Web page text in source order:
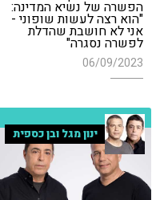
הפשרה של נשיא המדינה:
"הוא רצה לעשות שופוני -
אני לא חושבת שהדלת
לפשרה נסגרה"
06/09/2023
ינון מגל ובן כספית